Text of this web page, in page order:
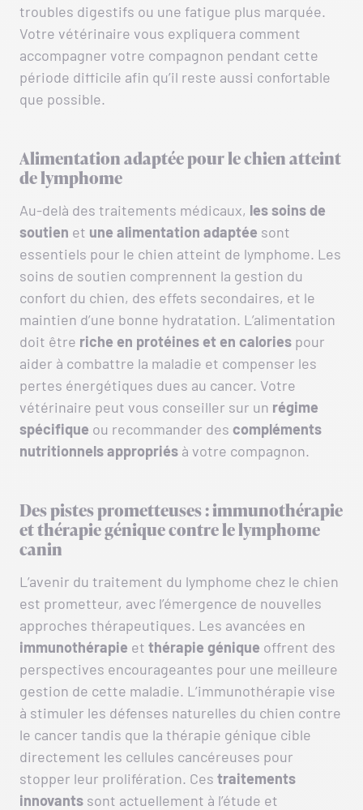
troubles digestifs ou une fatigue plus marquée.
Votre vétérinaire vous expliquera comment
accompagner votre compagnon pendant cette
période difficile afin qu’il reste aussi confortable
que possible.
Alimentation adaptée pour le chien atteint
de lymphome
Au-delà des traitements médicaux, les soins de
soutien et une alimentation adaptée sont
essentiels pour le chien atteint de lymphome. Les
soins de soutien comprennent la gestion du
confort du chien, des effets secondaires, et le
maintien d’une bonne hydratation. L’alimentation
doit être riche en protéines et en calories pour
aider à combattre la maladie et compenser les
pertes énergétiques dues au cancer. Votre
vétérinaire peut vous conseiller sur un régime
spécifique ou recommander des compléments
nutritionnels appropriés à votre compagnon.
Des pistes prometteuses : immunothérapie
et thérapie génique contre le lymphome
canin
L’avenir du traitement du lymphome chez le chien
est prometteur, avec l’émergence de nouvelles
approches thérapeutiques. Les avancées en
immunothérapie et thérapie génique offrent des
perspectives encourageantes pour une meilleure
gestion de cette maladie. L’immunothérapie vise
à stimuler les défenses naturelles du chien contre
le cancer tandis que la thérapie génique cible
directement les cellules cancéreuses pour
stopper leur prolifération. Ces traitements
innovants sont actuellement à l’étude et